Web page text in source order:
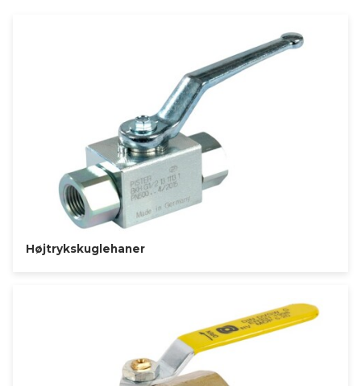
Højtrykskuglehaner